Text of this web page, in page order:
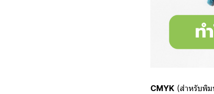
CMYK (สำหรับพิ